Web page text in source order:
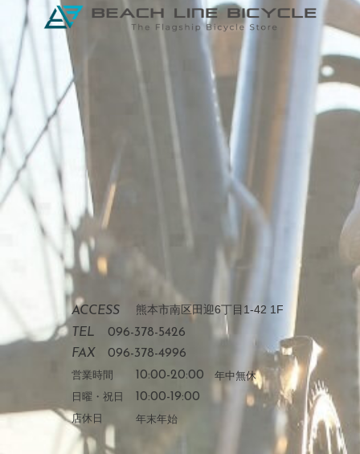
ACCESS 熊本市南区田迎6丁目1-42 1F
TEL
096-378-5426
FAX
096-378-4996
営業時間 10:00-20:00 年中無休
日曜・祝日
10:00-19:00
店休日 年末年始